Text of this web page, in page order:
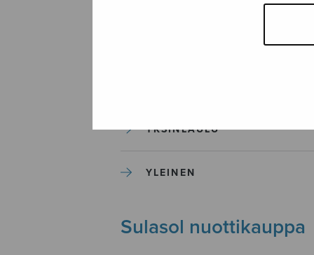
SOITINKOULUT JA OPPAAT
YKSINLAULU
YLEINEN
Sulasol nuottikauppa